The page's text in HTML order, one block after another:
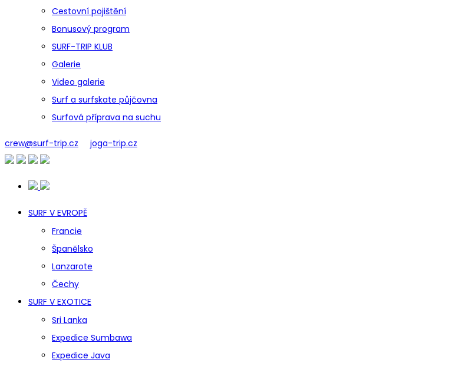
Cestovní pojištění
Bonusový program
SURF-TRIP KLUB
Galerie
Video galerie
Surf a surfskate půjčovna
Surfová příprava na suchu
crew@surf-trip.cz joga-trip.cz
SURF V EVROPĚ
Francie
Španělsko
Lanzarote
Čechy
SURF V EXOTICE
Sri Lanka
Expedice Sumbawa
Expedice Java